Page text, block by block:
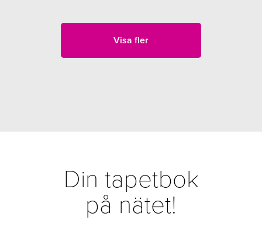
Visa fler
Din tapetbok
på nätet!